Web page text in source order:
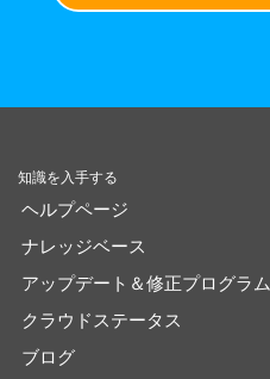
知識を入手する
ヘルプページ
ナレッジベース
アップデート＆修正プログラム
クラウドステータス
ブログ